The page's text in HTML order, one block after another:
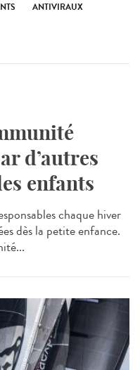
ANTIVIRAUX
d’autres
enfants
chaque hiver
dès la petite enfance.